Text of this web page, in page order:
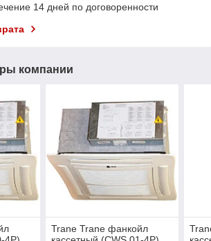
14 дней по договоренности
компании
Trane Trane фанкойл